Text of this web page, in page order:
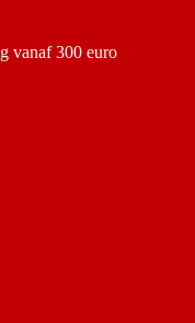
vanaf 300 euro